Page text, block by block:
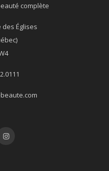
complète
des Églises